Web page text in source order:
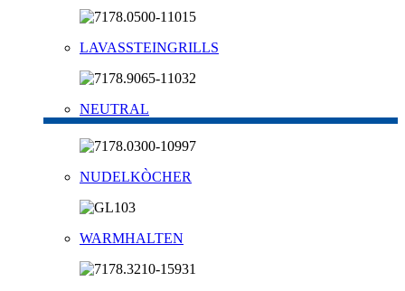
LAVASSTEINGRILLS
NEUTRAL
NUDELKÒCHER
WARMHALTEN